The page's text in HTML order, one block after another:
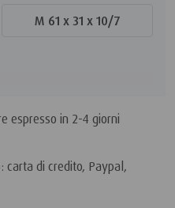
M 61 x 31 x 10/7
espresso in 2-4 giorni
carta di credito, Paypal,